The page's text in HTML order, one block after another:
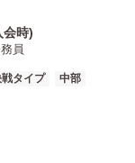
会時)
員
タイプ
中部